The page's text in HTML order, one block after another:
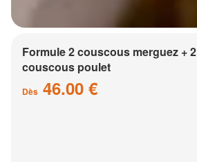
Formule 2 couscous merguez + 2
couscous poulet
Dès 46.00 €